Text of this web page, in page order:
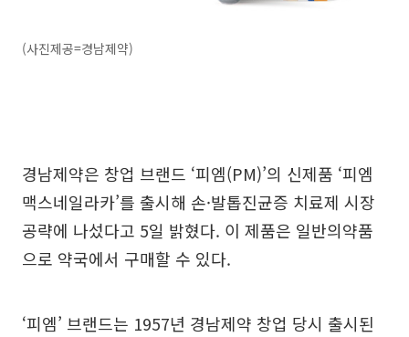
(사진제공=경남제약)
경남제약은 창업 브랜드 ‘피엠(PM)’의 신제품 ‘피엠
맥스네일라카’를 출시해 손·발톱진균증 치료제 시장
공략에 나섰다고 5일 밝혔다. 이 제품은 일반의약품
으로 약국에서 구매할 수 있다.
‘피엠’ 브랜드는 1957년 경남제약 창업 당시 출시된